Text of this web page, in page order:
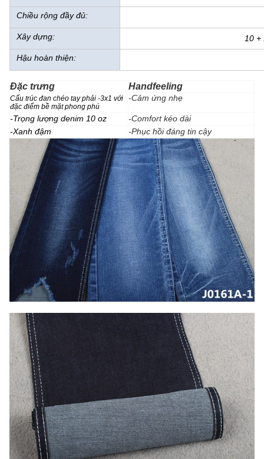
Chiều rộng đầy đủ:
Xây dựng: 10 +
Hậu hoàn thiện:
Đặc trưng Handfeeling
Cấu trúc đan chéo tay phải -3x1 với
đặc điểm bề mặt phong phú
-Cảm ứng nhẹ
-Trọng lượng denim 10 oz
-Comfort kéo dài
-Xanh đậm
-Phục hồi đáng tin cậy